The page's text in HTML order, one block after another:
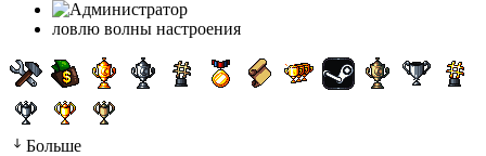
ловлю волны настроения
Больше